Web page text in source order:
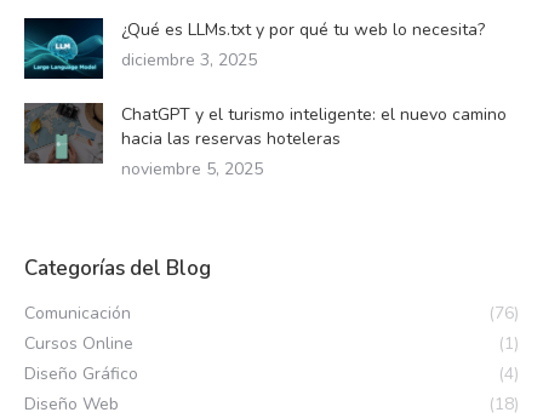
¿Qué es LLMs.txt y por qué tu web lo necesita?
diciembre 3, 2025
ChatGPT y el turismo inteligente: el nuevo camino
hacia las reservas hoteleras
noviembre 5, 2025
Categorías del Blog
Comunicación
(76)
Cursos Online
(1)
Diseño Gráfico
(4)
Diseño Web
(18)